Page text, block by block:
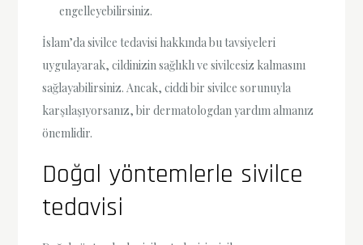
engelleyebilirsiniz.
İslam’da sivilce tedavisi hakkında bu tavsiyeleri
uygulayarak, cildinizin sağlıklı ve sivilcesiz kalmasını
sağlayabilirsiniz. Ancak, ciddi bir sivilce sorunuyla
karşılaşıyorsanız, bir dermatologdan yardım almanız
önemlidir.
Doğal yöntemlerle sivilce
tedavisi